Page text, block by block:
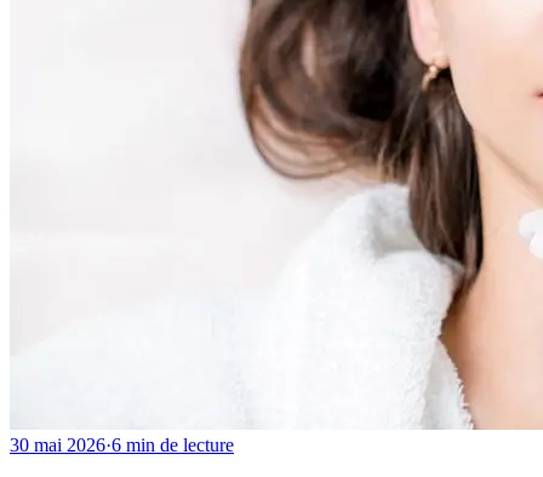
30 mai 2026·6 min de lecture